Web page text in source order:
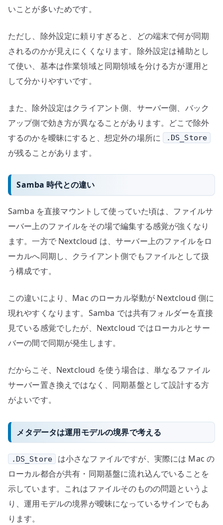
いことが多いためです。
ただし、除外設定に頼りすぎると、どの端末で何が同期
されるのかが見えにくくなります。除外設定は補助とし
て使い、基本は作業領域と同期領域を分ける方が運用と
して分かりやすいです。
また、除外設定はクライアント側、サーバー側、バック
アップ側で効き方が異なることがあります。どこで除外
するのかを曖昧にすると、想定外の場所に
.DS_Store
が残ることがあります。
Samba 時代との違い
Samba を直接マウントして使っていた頃は、ファイルサ
ーバー上のファイルをその場で編集する感覚が強くなり
ます。一方で Nextcloud は、サーバー上のファイルをロ
ーカルへ同期し、クライアント側でもファイルとして扱
う構成です。
この違いにより、Mac のローカル挙動が Nextcloud 側に
現れやすくなります。Samba では共有フォルダーを直接
見ている感覚でしたが、Nextcloud ではローカルとサー
バーの間で同期が発生します。
だからこそ、Nextcloud を使う場合は、単なるファイル
サーバー置き換えではなく、同期基盤として設計する方
がよいです。
メタデータは運用モデルの境界で考える
.DS_Store
は小さなファイルですが、実際には Mac の
ローカル都合が共有・同期基盤に流れ込んでいることを
示しています。これはファイルそのものの問題というよ
り、運用モデルの境界が曖昧になっているサインでもあ
ります。